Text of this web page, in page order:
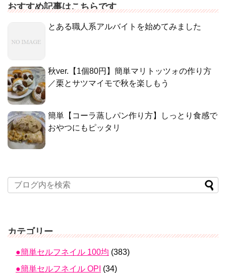
おすすめ記事はこちらです
とある職人系アルバイトを始めてみました
秋ver.【1個80円】簡単マリトッツォの作り方
／栗とサツマイモで秋を楽しもう
簡単【コーラ蒸しパン作り方】しっとり食感で
おやつにもピッタリ
カテゴリー
●簡単セルフネイル 100均 (383)
●簡単セルフネイル OPI (34)